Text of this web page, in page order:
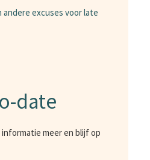
andere excuses voor late
date
meer en blijf op